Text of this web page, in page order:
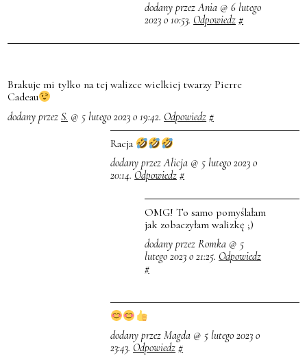
dodany przez Ania @ 6 lutego
2023 o 10:53. Odpowiedz #
Brakuje mi tylko na tej walizce wielkiej twarzy Pierre
Cadeau
dodany przezS. @ 5 lutego 2023 o 19:42. Odpowiedz #
Racja
dodany przez Alicja @ 5 lutego 2023 o
20:14. Odpowiedz #
OMG! To samo pomyślałam
jak zobaczyłam walizkę ;)
dodany przez Romka @ 5
lutego 2023 o 21:25. Odpowiedz
#
dodany przez Magda @ 5 lutego 2023 o
23:43. Odpowiedz #